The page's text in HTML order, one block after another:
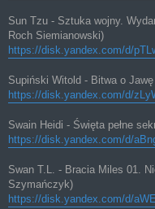
Sun Tzu - Sztuka wojny.
Roch Siemianowski)
https://disk.yandex.com/d/
Supiński Witold - Bitwa o
https://disk.yandex.com/d/
Swain Heidi - Święta pełne
https://disk.yandex.com/d/
Swan T.L. - Bracia Miles 01.
Szymańczyk)
https://disk.yandex.com/d/